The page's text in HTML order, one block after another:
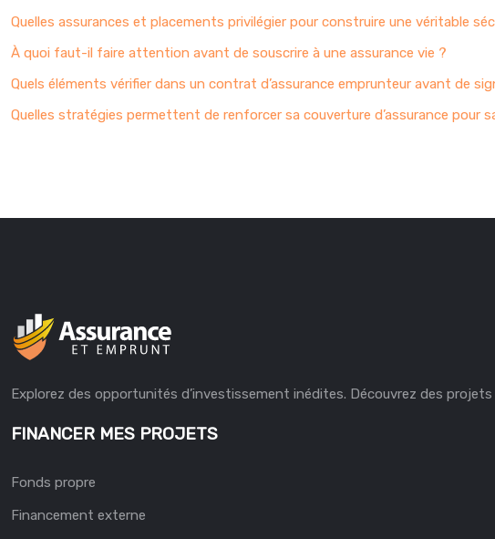
Quelles assurances et placements privilégier pour construire une véritable
À quoi faut-il faire attention avant de souscrire à une assurance vie ?
Quels éléments vérifier dans un contrat d’assurance emprunteur avant de
Quelles stratégies permettent de renforcer sa couverture d’assurance pour
Explorez des opportunités d’investissement inédites. Découvrez des
FINANCER MES PROJETS
Fonds propre
Financement externe